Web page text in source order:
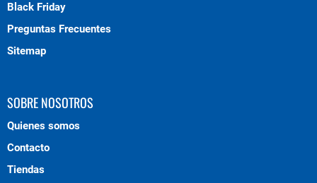
Black Friday
Preguntas Frecuentes
Sitemap
SOBRE NOSOTROS
Quienes somos
Contacto
Tiendas